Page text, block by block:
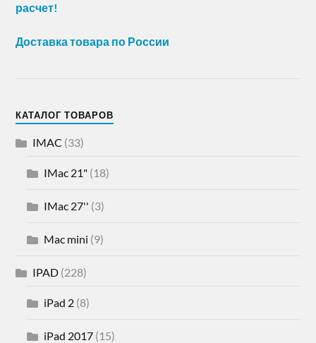
расчет!
Доставка товара по России
КАТАЛОГ ТОВАРОВ
IMAC (33)
IMac 21" (18)
IMac 27'' (3)
Mac mini (9)
IPAD (228)
iPad 2 (8)
iPad 2017 (15)